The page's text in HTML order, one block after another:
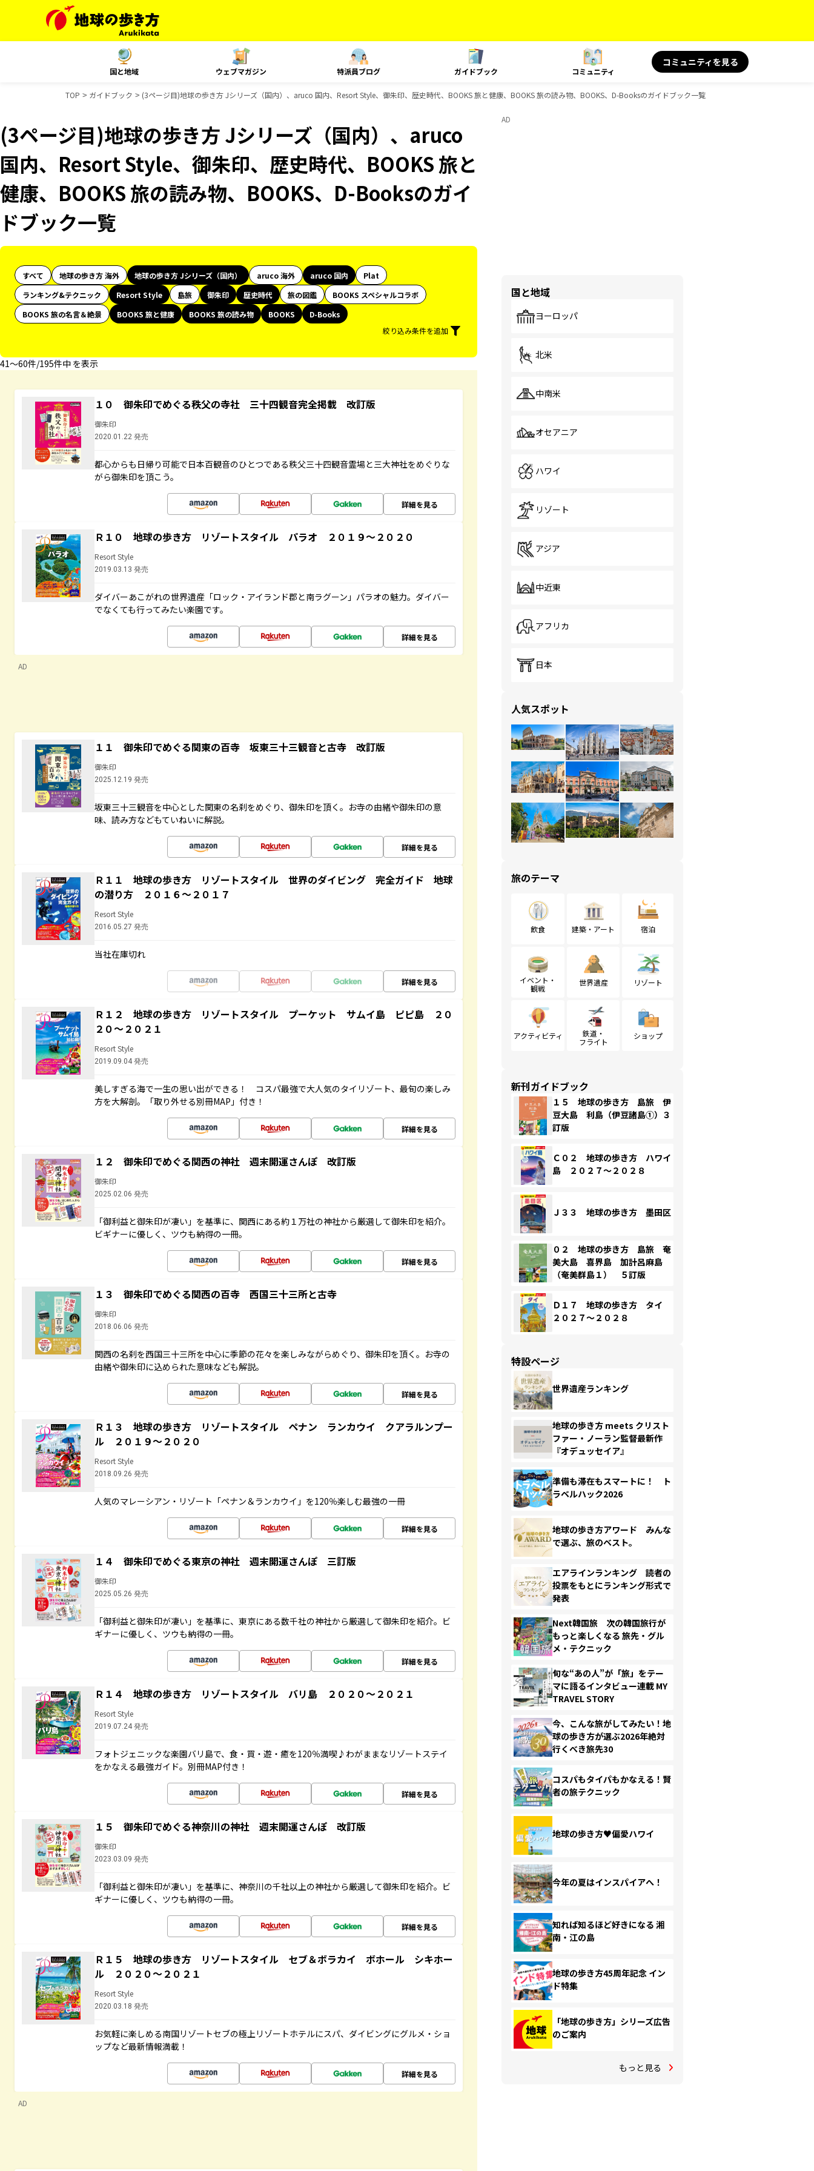
国と地域 ウェブマガジン 特派員ブログ ガイドブック コミュニティ
コミュニティを見る
TOP ガイドブック (3ページ目)地球の歩き方 Jシリーズ（国内）、aruco 国内、Resort Style、御朱印、歴史時代、BOOKS 旅と健康、BOOKS 旅の読み物、BOOKS、D-Booksのガイドブック一覧
(3ページ目)地球の歩き方 Jシリーズ（国内）、aruco
国内、Resort Style、御朱印、歴史時代、BOOKS 旅と
健康、BOOKS 旅の読み物、BOOKS、D-Booksのガイ
ドブック一覧
すべて 地球の歩き方 海外 地球の歩き方 Jシリーズ（国内） aruco 海外 aruco 国内
Plat
ランキング&テクニック
Resort Style 島旅 御朱印 歴史時代 旅の図鑑
BOOKS スペシャルコラボ
BOOKS 旅の名言＆絶景
BOOKS 旅と健康 BOOKS 旅の読み物 BOOKS
D-Books
絞り込み条件を追加
41〜60件/195件中 を表示
１０ 御朱印でめぐる秩父の寺社 三十四観音完全掲載 改訂版
御朱印
2020.01.22 発売
都心からも日帰り可能で日本百観音のひとつである秩父三十四観音霊場と三大神社をめぐりな
がら御朱印を頂こう。
詳細を見る
Ｒ１０ 地球の歩き方 リゾートスタイル パラオ ２０１９～２０２０
Resort Style
2019.03.13 発売
ダイバーあこがれの世界遺産「ロック・アイランド郡と南ラグーン」パラオの魅力。ダイバー
でなくても行ってみたい楽園です。
詳細を見る
AD
１１ 御朱印でめぐる関東の百寺 坂東三十三観音と古寺 改訂版
御朱印
2025.12.19 発売
坂東三十三観音を中心とした関東の名刹をめぐり、御朱印を頂く。お寺の由緒や御朱印の意
味、読み方などもていねいに解説。
詳細を見る
Ｒ１１ 地球の歩き方 リゾートスタイル 世界のダイビング 完全ガイド 地球
の潜り方 ２０１６～２０１７
Resort Style
2016.05.27 発売
当社在庫切れ
詳細を見る
Ｒ１２ 地球の歩き方 リゾートスタイル プーケット サムイ島 ピピ島 ２０
２０～２０２１
Resort Style
2019.09.04 発売
美しすぎる海で一生の思い出ができる！ コスパ最強で大人気のタイリゾート、最旬の楽しみ
方を大解剖。「取り外せる別冊MAP」付き！
詳細を見る
１２ 御朱印でめぐる関西の神社 週末開運さんぽ 改訂版
御朱印
2025.02.06 発売
「御利益と御朱印が凄い」を基準に、関西にある約１万社の神社から厳選して御朱印を紹介。
ビギナーに優しく、ツウも納得の一冊。
詳細を見る
１３ 御朱印でめぐる関西の百寺 西国三十三所と古寺
御朱印
2018.06.06 発売
関西の名刹を西国三十三所を中心に季節の花々を楽しみながらめぐり、御朱印を頂く。お寺の
由緒や御朱印に込められた意味なども解説。
詳細を見る
Ｒ１３ 地球の歩き方 リゾートスタイル ペナン ランカウイ クアラルンプー
ル ２０１９～２０２０
Resort Style
2018.09.26 発売
人気のマレーシアン・リゾート「ペナン＆ランカウイ」を120％楽しむ最強の一冊
詳細を見る
１４ 御朱印でめぐる東京の神社 週末開運さんぽ 三訂版
御朱印
2025.05.26 発売
「御利益と御朱印が凄い」を基準に、東京にある数千社の神社から厳選して御朱印を紹介。ビ
ギナーに優しく、ツウも納得の一冊。
詳細を見る
Ｒ１４ 地球の歩き方 リゾートスタイル バリ島 ２０２０～２０２１
Resort Style
2019.07.24 発売
フォトジェニックな楽園バリ島で、食・買・遊・癒を120％満喫♪わがままなリゾートステイ
をかなえる最強ガイド。別冊MAP付き！
詳細を見る
１５ 御朱印でめぐる神奈川の神社 週末開運さんぽ 改訂版
御朱印
2023.03.09 発売
「御利益と御朱印が凄い」を基準に、神奈川の千社以上の神社から厳選して御朱印を紹介。ビ
ギナーに優しく、ツウも納得の一冊。
詳細を見る
Ｒ１５ 地球の歩き方 リゾートスタイル セブ＆ボラカイ ボホール シキホー
ル ２０２０～２０２１
Resort Style
2020.03.18 発売
お気軽に楽しめる南国リゾートセブの極上リゾートホテルにスパ、ダイビングにグルメ・ショ
ップなど最新情報満載！
詳細を見る
AD
AD
国と地域
ヨーロッパ
北米
中南米
オセアニア
ハワイ
リゾート
アジア
中近東
アフリカ
日本
人気スポット
旅のテーマ
飲食 建築・アート 宿泊
イベント・
観戦
世界遺産 リゾート
アクティビティ
鉄道・
フライト
ショップ
新刊ガイドブック
１５ 地球の歩き方 島旅 伊
豆大島 利島（伊豆諸島①）３
訂版
Ｃ０２ 地球の歩き方 ハワイ
島 ２０２７～２０２８
Ｊ３３ 地球の歩き方 墨田区
０２ 地球の歩き方 島旅 奄
美大島 喜界島 加計呂麻島
（奄美群島１） ５訂版
Ｄ１７ 地球の歩き方 タイ
２０２７～２０２８
特設ページ
世界遺産ランキング
地球の歩き方 meets クリスト
ファー・ノーラン監督最新作
『オデュッセイア』
準備も滞在もスマートに！ ト
ラベルハック2026
地球の歩き方アワード みんな
で選ぶ、旅のベスト。
エアラインランキング 読者の
投票をもとにランキング形式で
発表
Next韓国旅 次の韓国旅行が
もっと楽しくなる 旅先・グル
メ・テクニック
旬な“あの人”が「旅」をテー
マに語るインタビュー連載 MY
TRAVEL STORY
今、こんな旅がしてみたい！地
球の歩き方が選ぶ2026年絶対
行くべき旅先30
コスパもタイパもかなえる！賢
者の旅テクニック
地球の歩き方♥偏愛ハワイ
今年の夏はインスパイアへ！
知れば知るほど好きになる 湘
南・江の島
地球の歩き方45周年記念 イン
ド特集
「地球の歩き方」シリーズ広告
のご案内
もっと見る